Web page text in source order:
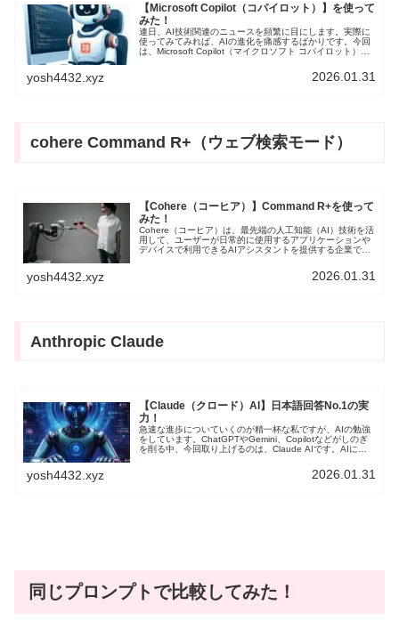
【Microsoft Copilot（コパイロット）】を使って
みた！
連日、AI技術関連のニュースを頻繁に目にします。実際に
使ってみてみれば、AIの進化を痛感するばかりです。今回
は、Microsoft Copilot（マイクロソフト コパイロット）を
yosh4432.xyz 2026.01.31
cohere Command R+（ウェブ検索モード）
【Cohere（コーヒア）】Command R+を使って
みた！
Cohere（コーヒア）は、最先端の人工知能（AI）技術を活
用して、ユーザーが日常的に使用するアプリケーションや
デバイスで利用できるAIアシスタントを提供する企業で
（ML）の分野で豊富な経験を持つ専門家で構成されてお
り、複雑な言語タスクを実行できるAIモデルの開発をして
yosh4432.xyz 2026.01.31
Anthropic Claude
【Claude（クロード）AI】日本語回答No.1の実
力！
急速な進歩についていくのが精一杯な私ですが、AIの勉強
をしています。ChatGPTやGemini、Copilotなどがしのぎ
を削る中、今回取り上げるのは、Claude AIです。AIにあ
yosh4432.xyz 2026.01.31
同じプロンプトで比較してみた！